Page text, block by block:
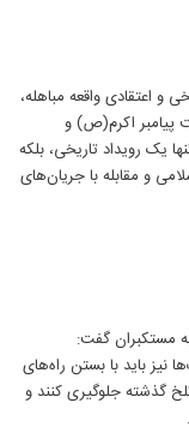
و اعتقادی واقعه مباهله،
پیامبر اکرم(ص) و
یک رویداد تاریخی، بلکه
و مقابله با جریان‌های
مستکبران گفت:
نیز باید با بستن راه‌های
گذشته جلوگیری کنند و